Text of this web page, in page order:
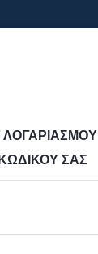
ΛΟΓΑΡΙΑΣΜΟΎ
ΣΑΣ